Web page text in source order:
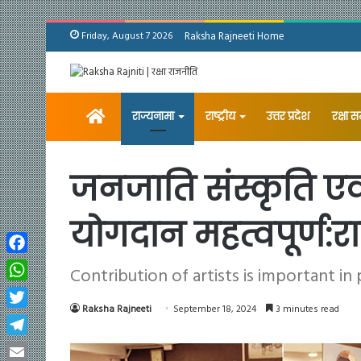
Friday, August 7 2026 Raksha Rajneeti Home
Homeराज्यनामा राष्ट्रीय उत्तर प्रदेश रक्षा
जनजाति संस्कृति
योगदान
Contribution of artists is important in
Raksha Rajneeti September 18, 2024 3 minutes read
Facebook
WhatsApp
Twitter
Telegram